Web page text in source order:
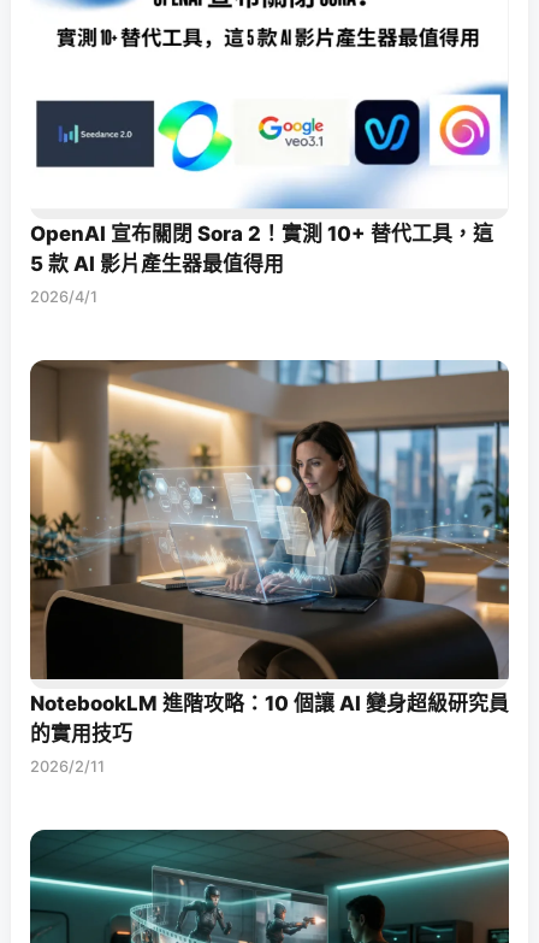
OpenAI 宣布關閉 Sora 2！實測 10+ 替代工具，這
5 款 AI 影片產生器最值得用
2026/4/1
NotebookLM 進階攻略：10 個讓 AI 變身超級研究員
的實用技巧
2026/2/11